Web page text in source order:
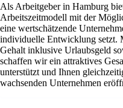
Als Arbeitgeber in Hamburg
Arbeitszeitmodell mit der
eine wertschätzende
individuelle Entwicklung setzt.
Gehalt inklusive Urlaubsgeld
schaffen wir ein attraktives
unterstützt und Ihnen
wachsenden Unternehmen